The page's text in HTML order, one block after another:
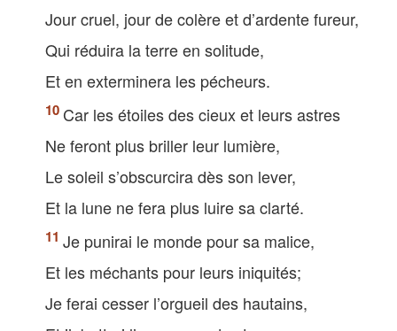
Jour cruel, jour de colère et d’ardente fureur,
Qui réduira la terre en solitude,
Et en exterminera les pécheurs.
Car les étoiles des cieux et leurs astres
Ne feront plus briller leur lumière,
Le soleil s’obscurcira dès son lever,
Et la lune ne fera plus luire sa clarté.
Je punirai le monde pour sa malice,
Et les méchants pour leurs iniquités;
Je ferai cesser l’orgueil des hautains,